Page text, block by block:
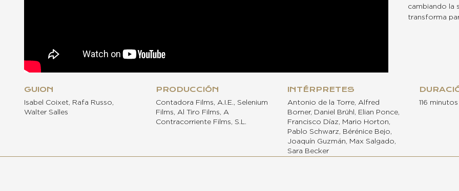
cambiando la
transforma
GUION
Isabel Coixet, Rafa Russo,
Walter Salles
PRODUCCIÓN
Contadora Films, A.I.E., Selenium
Films, Al Tiro Films, A
Contracorriente Films, S.L.
INTÉRPRETES
Antonio de la Torre, Alfred
Borner, Daniel Brühl, Elian Ponce,
Francisco Díaz, Mario Horton,
Pablo Schwarz, Bérénice Bejo,
Joaquín Guzmán, Max Salgado,
Sara Becker
116 minutos